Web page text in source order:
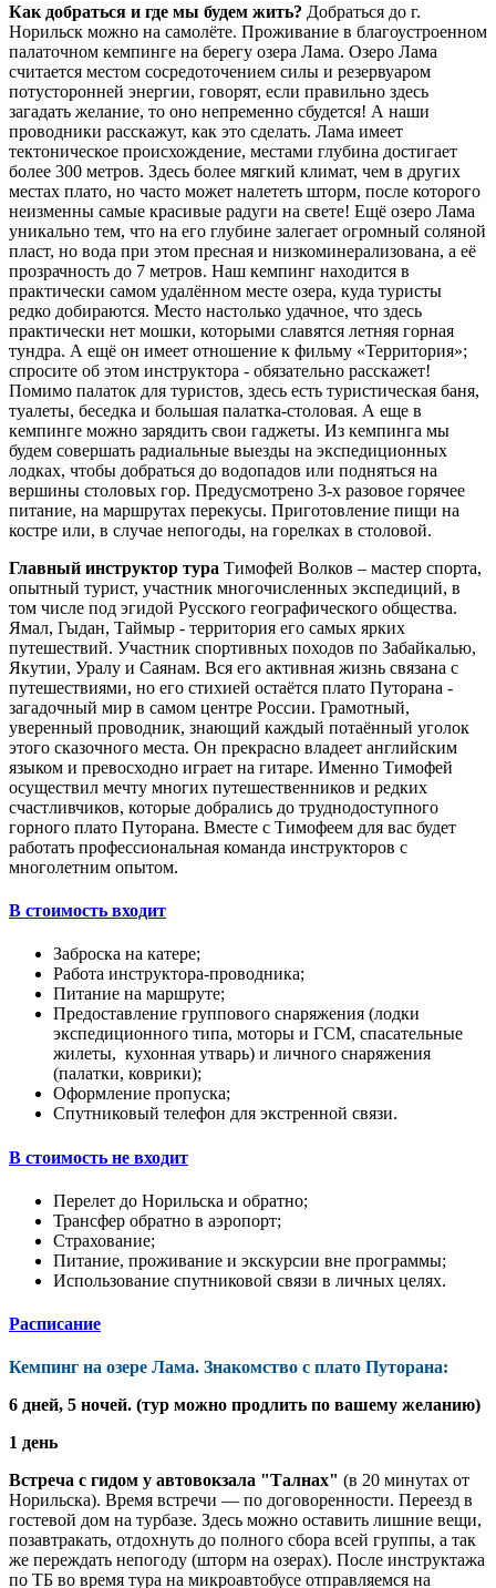
Как добраться и где мы будем жить? Добраться до г.
Норильск можно на самолёте. Проживание в благоустроенном
палаточном кемпинге на берегу озера Лама. Озеро Лама
считается местом сосредоточением силы и резервуаром
потусторонней энергии, говорят, если правильно здесь
загадать желание, то оно непременно сбудется! А наши
проводники расскажут, как это сделать. Лама имеет
тектоническое происхождение, местами глубина достигает
более 300 метров. Здесь более мягкий климат, чем в других
местах плато, но часто может налететь шторм, после которого
неизменны самые красивые радуги на свете! Ещё озеро Лама
уникально тем, что на его глубине залегает огромный соляной
пласт, но вода при этом пресная и низкоминерализована, а её
прозрачность до 7 метров. Наш кемпинг находится в
практически самом удалённом месте озера, куда туристы
редко добираются. Место настолько удачное, что здесь
практически нет мошки, которыми славятся летняя горная
тундра. А ещё он имеет отношение к фильму «Территория»;
спросите об этом инструктора - обязательно расскажет!
Помимо палаток для туристов, здесь есть туристическая баня,
туалеты, беседка и большая палатка-столовая. А еще в
кемпинге можно зарядить свои гаджеты. Из кемпинга мы
будем совершать радиальные выезды на экспедиционных
лодках, чтобы добраться до водопадов или подняться на
вершины столовых гор. Предусмотрено 3-х разовое горячее
питание, на маршрутах перекусы. Приготовление пищи на
костре или, в случае непогоды, на горелках в столовой.
Главный инструктор тура Тимофей Волков – мастер спорта,
опытный турист, участник многочисленных экспедиций, в
том числе под эгидой Русского географического общества.
Ямал, Гыдан, Таймыр - территория его самых ярких
путешествий. Участник спортивных походов по Забайкалью,
Якутии, Уралу и Саянам. Вся его активная жизнь связана с
путешествиями, но его стихией остаётся плато Путорана -
загадочный мир в самом центре России. Грамотный,
уверенный проводник, знающий каждый потаённый уголок
этого сказочного места. Он прекрасно владеет английским
языком и превосходно играет на гитаре. Именно Тимофей
осуществил мечту многих путешественников и редких
счастливчиков, которые добрались до труднодоступного
горного плато Путорана. Вместе с Тимофеем для вас будет
работать профессиональная команда инструкторов с
многолетним опытом.
В стоимость входит
Заброска на катере;
Работа инструктора-проводника;
Питание на маршруте;
Предоставление группового снаряжения (лодки
экспедиционного типа, моторы и ГСМ, спасательные
жилеты, кухонная утварь) и личного снаряжения
(палатки, коврики);
Оформление пропуска;
Спутниковый телефон для экстренной связи.
В стоимость не входит
Перелет до Норильска и обратно;
Трансфер обратно в аэропорт;
Страхование;
Питание, проживание и экскурсии вне программы;
Использование спутниковой связи в личных целях.
Расписание
Кемпинг на озере Лама. Знакомство с плато Путорана:
6 дней, 5 ночей. (тур можно продлить по вашему желанию)
1 день
Встреча с гидом у автовокзала "Талнах" (в 20 минутах от
Норильска). Время встречи — по договоренности. Переезд в
гостевой дом на турбазе. Здесь можно оставить лишние вещи,
позавтракать, отдохнуть до полного сбора всей группы, а так
же переждать непогоду (шторм на озерах). После инструктажа
по ТБ во время тура на микроавтобусе отправляемся на